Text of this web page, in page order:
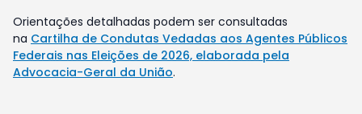
Orientações detalhadas podem ser consultadas
na Cartilha de Condutas Vedadas aos Agentes Públicos
Federais nas Eleições de 2026, elaborada pela
Advocacia-Geral da União.